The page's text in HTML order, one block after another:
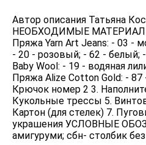
Автор описания Татьяна
НЕОБХОДИМЫЕ
Пряжа Yarn Art Jeans: - 03 -
- 20 - розовый; - 62 - белый;
Baby Wool: - 19 - водяная
Пряжа Alize Cotton Gold: - 87
Крючок номер 2 3.
Кукольные трессы 5.
Картон (для стелек) 7.
украшения УСЛОВНЫЕ
амигуруми; сбн- столбик